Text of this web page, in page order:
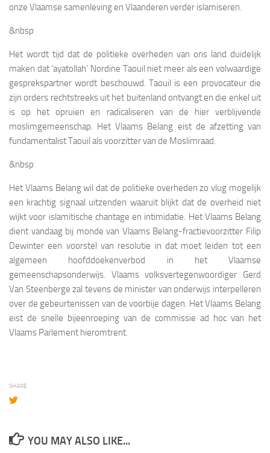
onze Vlaamse samenleving en Vlaanderen verder islamiseren.
&nbsp
Het wordt tijd dat de politieke overheden van ons land duidelijk
maken dat ‘ayatollah’ Nordine Taouil niet meer als een volwaardige
gesprekspartner wordt beschouwd. Taouil is een provocateur die
zijn orders rechtstreeks uit het buitenland ontvangt en die enkel uit
is op het opruien en radicaliseren van de hier verblijvende
moslimgemeenschap. Het Vlaams Belang eist de afzetting van
fundamentalist Taouil als voorzitter van de Moslimraad.
&nbsp
Het Vlaams Belang wil dat de politieke overheden zo vlug mogelijk
een krachtig signaal uitzenden waaruit blijkt dat de overheid niet
wijkt voor islamitische chantage en intimidatie. Het Vlaams Belang
dient vandaag bij monde van Vlaams Belang-fractievoorzitter Filip
Dewinter een voorstel van resolutie in dat moet leiden tot een
algemeen hoofddoekenverbod in het Vlaamse
gemeenschapsonderwijs. Vlaams volksvertegenwoordiger Gerd
Van Steenberge zal tevens de minister van onderwijs interpelleren
over de gebeurtenissen van de voorbije dagen. Het Vlaams Belang
eist de snelle bijeenroeping van de commissie ad hoc van het
Vlaams Parlement hieromtrent.
SHARE
YOU MAY ALSO LIKE...